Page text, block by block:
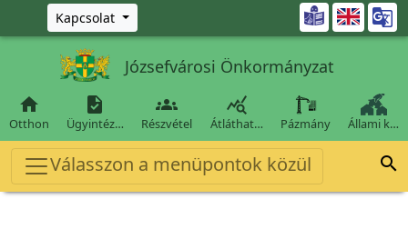
Ugrás a fő tartalomra
Kapcsolat 
Józsefvárosi Önkormányzat

Otthon

Ügyintéz…

Részvétel

Átláthat… Pázmány Állami k…
Válasszon a menüpontok közül 